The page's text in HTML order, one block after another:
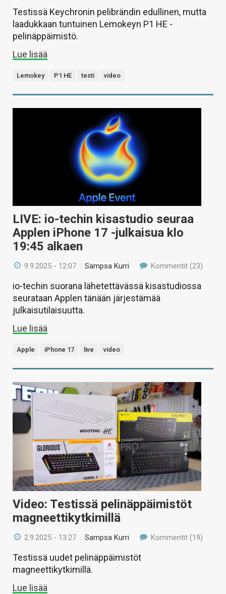
Testissä Keychronin pelibrändin edullinen, mutta
laadukkaan tuntuinen Lemokeyn P1 HE -
pelinäppäimistö.
Lue lisää
Lemokey P1 HE testi video
LIVE: io-techin kisastudio seuraa
Applen iPhone 17 -julkaisua klo
19:45 alkaen
9.9.2025 - 12:07 /Sampsa Kurri Kommentit (23)
io-techin suorana lähetettävässä kisastudiossa
seurataan Applen tänään järjestämää
julkaisutilaisuutta.
Lue lisää
Apple iPhone 17 live video
Video: Testissä pelinäppäimistöt
magneettikytkimillä
2.9.2025 - 13:27 /Sampsa Kurri Kommentit (19)
Testissä uudet pelinäppäimistöt
magneettikytkimillä.
Lue lisää